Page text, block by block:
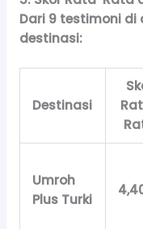
Dari 9 testimoni
destinasi:
Destinasi
Umroh
Plus Turki